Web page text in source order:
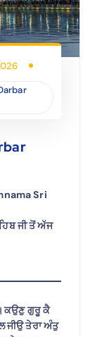
Sri
ਜੀ ਤੋਂ ਅੱਜ
ਕਉਣੁ ਗੁਰੂ ਕੈ
ਜੀਉ ਤੇਰਾ ਅੰਤੁ